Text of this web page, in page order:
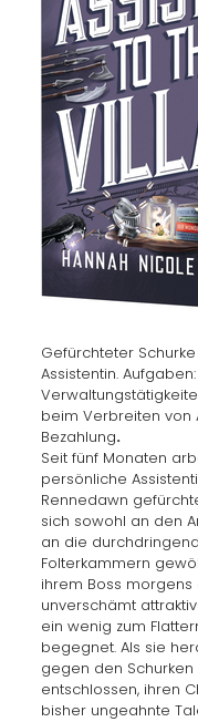
Gefürchteter
Assistentin.
beim Verbreiten von
Bezahlung.
Seit fünf Monaten
persönliche
Rennedawn
sich sowohl an den
an die
Folterkammern
ihrem Boss
unverschämt
ein wenig zum
begegnet. Als sie
gegen den
entschlossen, ihren
bisher ungeahnte